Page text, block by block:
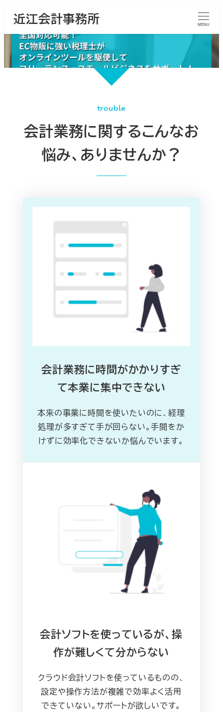
ン
近江会計事務所 MENU
trouble
会計業務に関するこんなお
悩み、ありませんか？
会計業務に時間がかかりすぎ
て本業に集中できない
本来の事業に時間を使いたいのに、経理
処理が多すぎて手が回らない。手間をか
けずに効率化できないか悩んでいます。
会計ソフトを使っているが、操
作が難しくて分からない
クラウド会計ソフトを使っているものの、
設定や操作方法が複雑で効率よく活用
できていない。サポートが欲しいです。